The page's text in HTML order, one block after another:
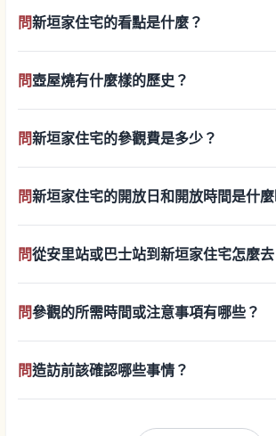
問新垣家住宅的看點是什麼？
問壺屋燒有什麼樣的歷史？
問新垣家住宅的參觀費是多少？
問新垣家住宅的開放日和開放時間是什麼
問從安里站或巴士站到新垣家住宅怎麼去
問參觀的所需時間或注意事項有哪些？
問造訪前該確認哪些事情？